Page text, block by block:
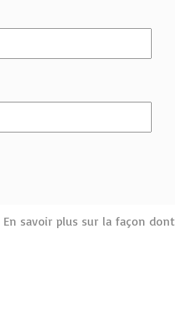
En savoir plus sur la façon dont